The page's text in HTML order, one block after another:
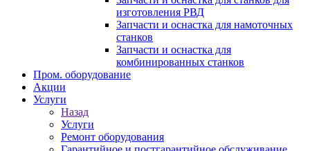
изготовления РВД
Запчасти и оснастка для намоточных
станков
Запчасти и оснастка для
комбинированных станков
Пром. оборудование
Акции
Услуги
Назад
Услуги
Ремонт оборудования